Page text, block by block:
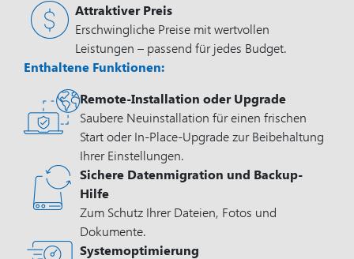
Attraktiver Preis
Erschwingliche Preise mit wertvollen
Leistungen – passend für jedes Budget.
Enthaltene Funktionen:
Remote-Installation oder Upgrade
Saubere Neuinstallation für einen frischen
Start oder In-Place-Upgrade zur Beibehaltung
Ihrer Einstellungen.
Sichere Datenmigration und Backup-
Hilfe
Zum Schutz Ihrer Dateien, Fotos und
Dokumente.
Systemoptimierung